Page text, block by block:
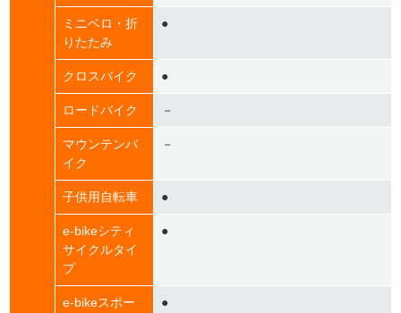
ミニベロ・折
りたたみ
●
クロスバイク ●
ロードバイク －
マウンテンバ
イク
－
子供用自転車 ●
e-bikeシティ
サイクルタイ
プ
●
e-bikeスポー
●